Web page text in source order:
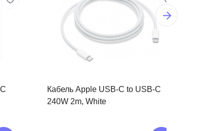
Кабель Apple USB-C to USB-C
240W 2m, White